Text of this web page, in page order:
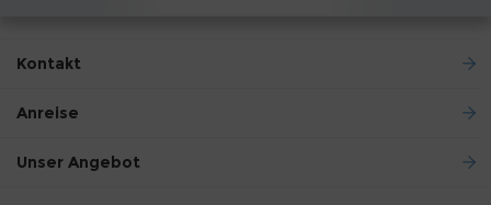
Kontakt
Anreise
Unser Angebot